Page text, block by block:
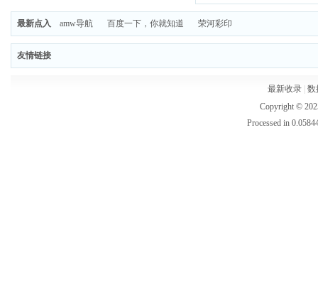
最新点入 amw导航 百度一下，你就知道 荣河彩印
友情链接
最新收录| 数
Copyright ©
Processed in